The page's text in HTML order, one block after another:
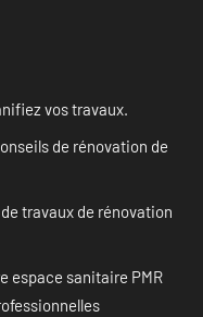
vos travaux.
de rénovation de
travaux de rénovation
espace sanitaire PMR